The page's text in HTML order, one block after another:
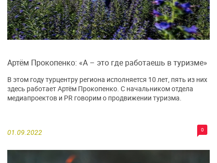
Артём Прокопенко: «А – это где работаешь в туризме»
01.09.2022 0
В этом году турцентру региона исполняется 10 лет, пять из них
здесь работает Артём Прокопенко. С начальником отдела
медиапроектов и PR говорим о продвижении туризма.